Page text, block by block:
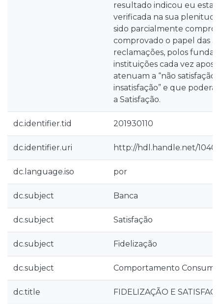
resultado indicou eu esta
verificada na sua
sido parcialmente
comprovado o papel das
reclamações, polos
instituições cada vez
atenuam a “não
insatisfação” e que
a Satisfação.
dc.identifier.tid 201930110
dc.identifier.uri http://hdl.handle.net/
dc.language.iso por
dc.subject Banca
dc.subject Satisfação
dc.subject Fidelização
dc.subject Comportamento
dc.title FIDELIZAÇÃO E